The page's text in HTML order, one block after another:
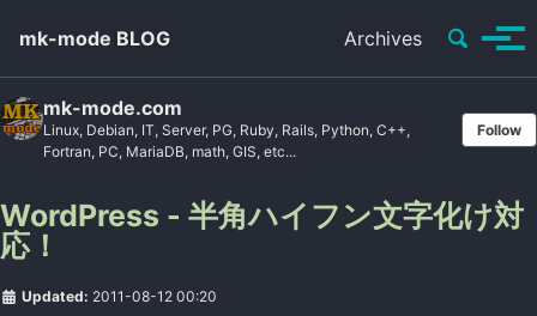
mk-mode BLOG Archives Toggle
mk-mode.com
Linux, Debian, IT, Server, PG, Ruby, Rails, Python, C++,
Fortran, PC, MariaDB, math, GIS, etc...
Follow
WordPress - 半角ハイフン文字化け対
応！
Updated: 2011-08-12 00:20